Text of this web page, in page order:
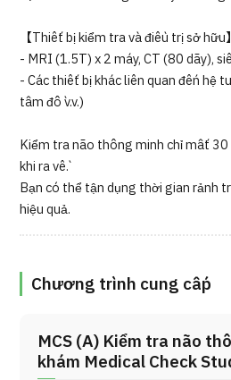
【Thiết bị kiểm tra và điều trị sở hữu】
- MRI (1.5T) x 2 máy, CT (80 dãy),
- Các thiết bị khác liên quan đến hệ
tâm đồ v.v.)
Kiểm tra não thông minh chỉ mất
khi ra về.
Bạn có thể tận dụng thời gian rảnh
hiệu quả.
Chương trình cung cấp
MCS (A) Kiểm tra não
khám Medical Check